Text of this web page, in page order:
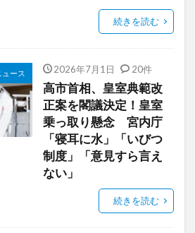
続きを読む
ュース 2026年7月1日 20件
高市首相、皇室典範改
正案を閣議決定！皇室
乗っ取り懸念 宮内庁
「寝耳に水」「いびつ
制度」「意見すら言え
ない」
続きを読む